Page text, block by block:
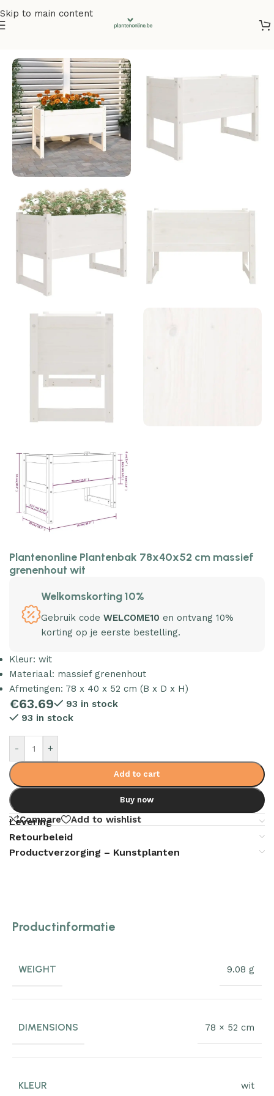
Skip to main content
Plantenonline Plantenbak 78x40x52 cm massief
grenenhout wit
Welkomskorting 10%
Gebruik code WELCOME10 en ontvang 10%
korting op je eerste bestelling.
Kleur: wit
Materiaal: massief grenenhout
Afmetingen: 78 x 40 x 52 cm (B x D x H)
€63.69
93 in stock
93 in stock
- +
Add to cart
Buy now
Compare Add to wishlist
Levering
Retourbeleid
Productverzorging – Kunstplanten
Productinformatie
WEIGHT 9.08 g
DIMENSIONS 78 × 52 cm
KLEUR wit